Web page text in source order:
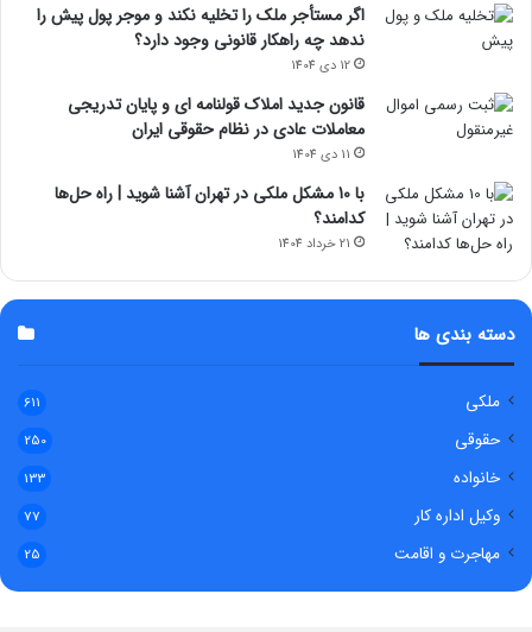
اگر مستأجر ملک را تخلیه نکند و موجر پول پیش را
ندهد چه راهکار قانونی وجود دارد؟
12 دی 1404
قانون جدید املاک قولنامه ای و پایان تدریجی
معاملات عادی در نظام حقوقی ایران
11 دی 1404
با 10 مشکل ملکی در تهران آشنا شوید | راه حل‌ها
کدامند؟
21 خرداد 1404
دسته بندی ها
ملکی 611
حقوقی 250
خانواده 133
وکیل اداره کار 77
مهاجرت و اقامت 25